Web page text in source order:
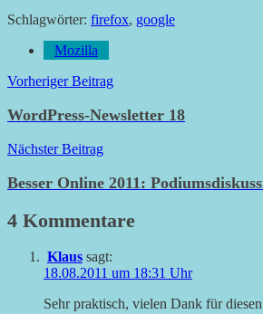
Schlagwörter: firefox, google
Mozilla
Beitragsnavigation
Vorheriger Beitrag
WordPress-Newsletter 18
Nächster Beitrag
Besser Online 2011:
4 Kommentare
Klaus sagt:
18.08.2011 um 18:31 Uhr
Sehr praktisch, vielen Dank für